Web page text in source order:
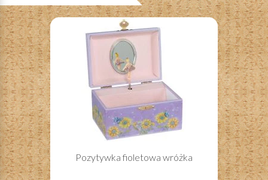
Pozytywka fioletowa wróżka